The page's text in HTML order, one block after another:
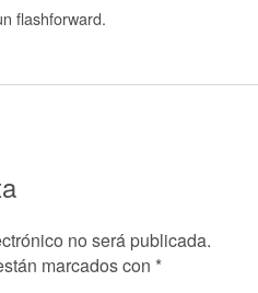
flashforward.
no será publicada.
marcados con *